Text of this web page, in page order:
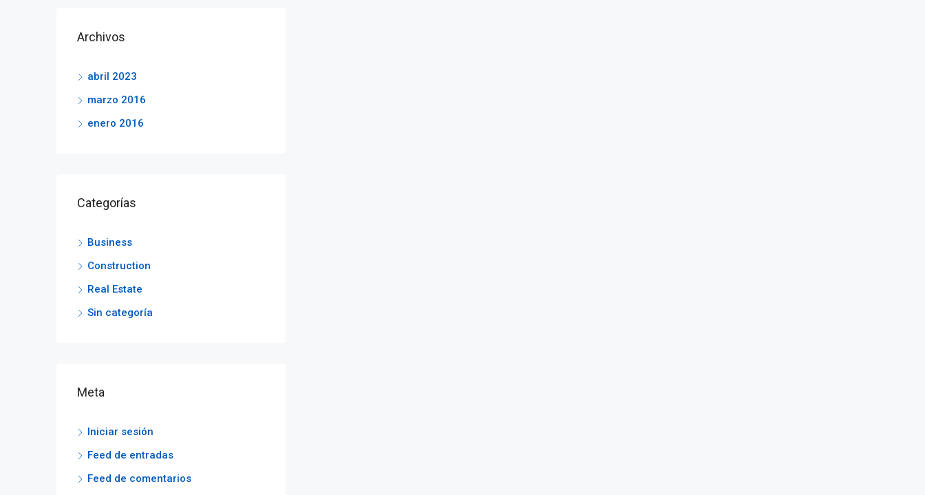
Archivos
abril 2023
marzo 2016
enero 2016
Categorías
Business
Construction
Real Estate
Sin categoría
Meta
Iniciar sesión
Feed de entradas
Feed de comentarios